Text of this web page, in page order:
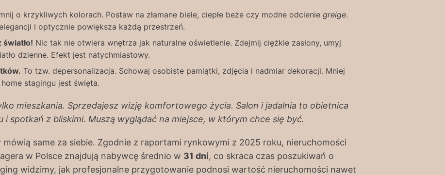
o krzykliwych kolorach. Postaw na złamane biele, ciepłe beże czy modne odcienie greige.
i optycznie powiększa każdą przestrzeń.
światło! Nic tak nie otwiera wnętrza jak naturalne oświetlenie. Zdejmij ciężkie zasłony, umyj
dzienne. Efekt jest natychmiastowy.
To tzw. depersonalizacja. Schowaj osobiste pamiątki, zdjęcia i nadmiar dekoracji. Mniej
stagingu jest święta.
mieszkania. Sprzedajesz wizję komfortowego życia. Salon i jadalnia to obietnica
i spotkań z bliskimi. Muszą wyglądać na miejsce, w którym chce się być.
mówią same za siebie. Zgodnie z raportami rynkowymi z 2025 roku, nieruchomości
w Polsce znajdują nabywcę średnio w 31 dni, co skraca czas poszukiwań o
widzimy, jak profesjonalne przygotowanie podnosi wartość nieruchomości nawet